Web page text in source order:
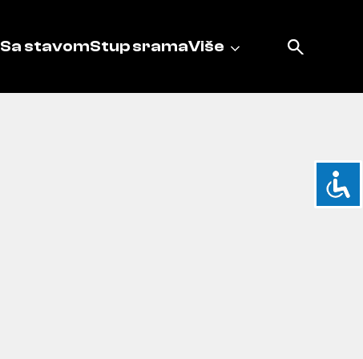
Sa stavomStup sramaViše